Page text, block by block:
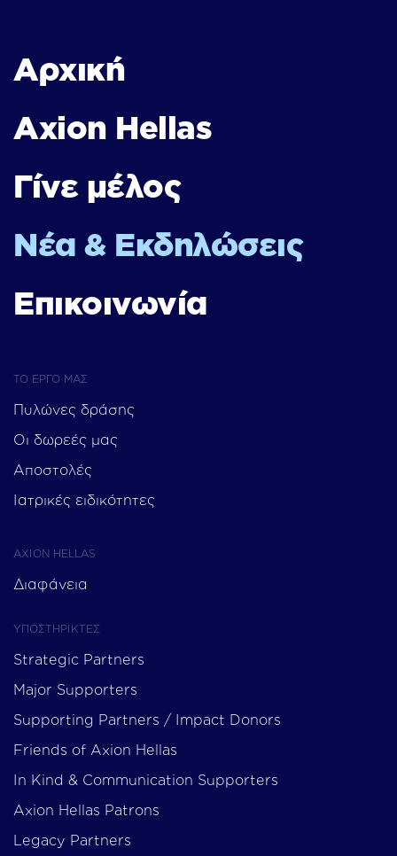
Αρχική
Axion Hellas
Γίνε μέλος
Νέα & Εκδηλώσεις
Επικοινωνία
ΤΟ ΕΡΓΟ ΜΑΣ
Πυλώνες δράσης
Οι δωρεές μας
Αποστολές
Ιατρικές ειδικότητες
AXION HELLAS
Διαφάνεια
ΥΠΟΣΤΗΡΙΚΤΕΣ
Strategic Partners
Major Supporters
Supporting Partners / Impact Donors
Friends of Axion Hellas
In Kind & Communication Supporters
Axion Hellas Patrons
Legacy Partners